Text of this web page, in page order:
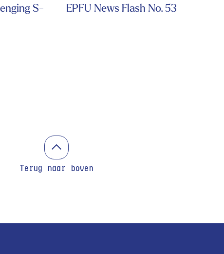
S-
EPFU News Flash No. 53
Terug naar boven